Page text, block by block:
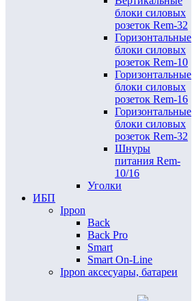
блоки силовых
розеток Rem-32
Горизонтальные
блоки силовых
розеток Rem-10
Горизонтальные
блоки силовых
розеток Rem-16
Горизонтальные
блоки силовых
розеток Rem-32
Шнуры
питания Rem-
10/16
Уголки
ИБП
Ippon
Back
Back Pro
Smart
Smart On-Line
Ippon аксесуары, батареи